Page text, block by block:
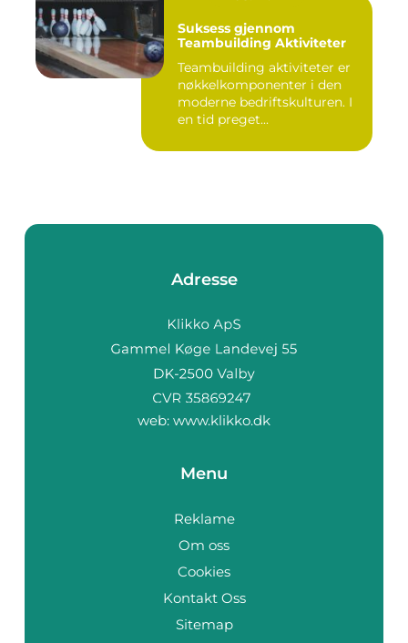
Suksess gjennom
Teambuilding Aktiviteter
Teambuilding aktiviteter er
nøkkelkomponenter i den
moderne bedriftskulturen. I
en tid preget...
Adresse
web: www.klikko.dk
Menu
Reklame
Om oss
Cookies
Kontakt Oss
Sitemap